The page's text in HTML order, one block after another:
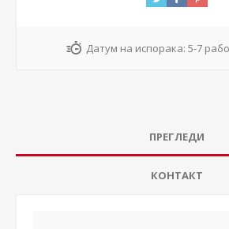
Датум на испорака: 5-7
ПРЕГЛЕДИ
КОНТАКТ